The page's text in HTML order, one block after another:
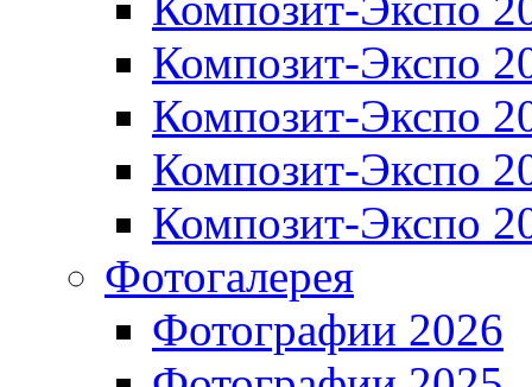
Композит-Экспо
Композит-Экспо
Композит-Экспо
Композит-Экспо
Фотогалерея
Фотографии 2026